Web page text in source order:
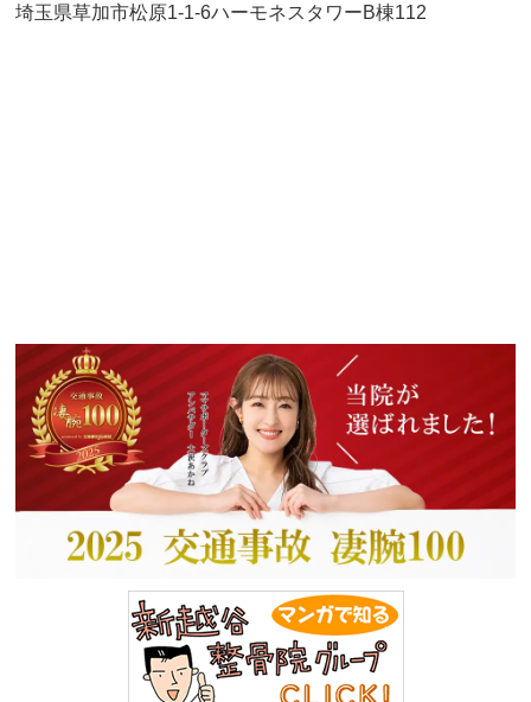
埼玉県草加市松原1-1-6ハーモネスタワーB棟112